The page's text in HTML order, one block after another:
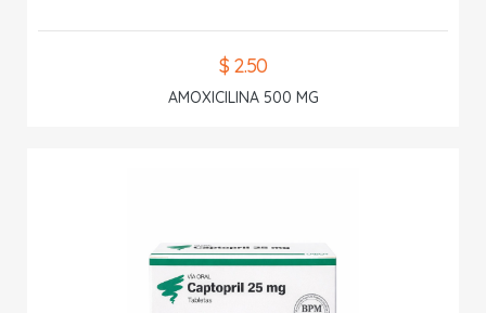
$ 2.50
AMOXICILINA 500 MG